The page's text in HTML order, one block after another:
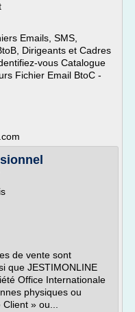
Emails, SMS,
Dirigeants et Cadres
vous Catalogue
Fichier Email BtoC -
de vente sont
que JESTIMONLINE
Office Internationale
physiques ou
» ou...